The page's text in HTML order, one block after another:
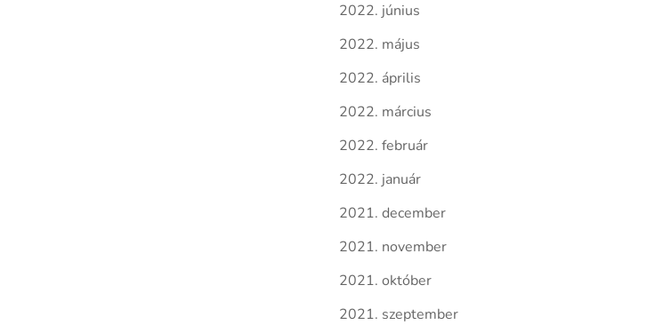
2022. június
2022. május
2022. április
2022. március
2022. február
2022. január
2021. december
2021. november
2021. október
2021. szeptember